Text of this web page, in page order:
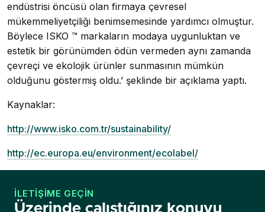
endüstrisi öncüsü olan firmaya çevresel
mükemmeliyetçiliği benimsemesinde yardımcı olmuştur.
Böylece ISKO ™ markaların modaya uygunluktan ve
estetik bir görünümden ödün vermeden aynı zamanda
çevreçi ve ekolojik ürünler sunmasının mümkün
olduğunu göstermiş oldu.’ şeklinde bir açıklama yaptı.
Kaynaklar:
http://www.isko.com.tr/sustainability/
http://ec.europa.eu/environment/ecolabel/
İLETIŞIME GEÇIN
Üzerinde çalıştığınız konuyu